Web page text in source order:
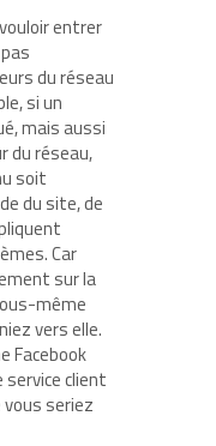
entrer
du réseau
si un
mais aussi
du réseau,
soit
du site, de
Car
sur la
même
vers elle.
Facebook
service client
vous seriez